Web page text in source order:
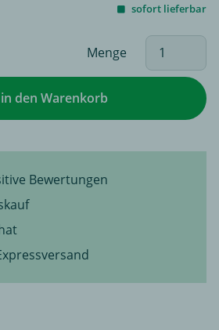
sofort lieferbar
Menge
in den Warenkorb
Bewertungen